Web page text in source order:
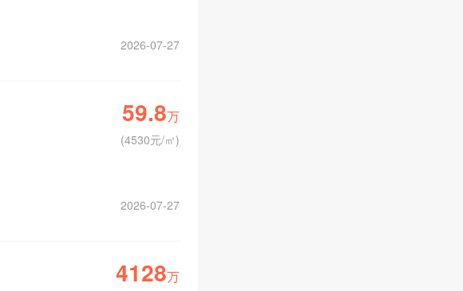
2026-07-27
2026-07-27
59.8万
(4530元/㎡)
4128万